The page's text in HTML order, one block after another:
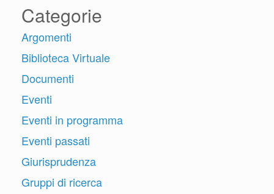
Categorie
Argomenti
Biblioteca Virtuale
Documenti
Eventi
Eventi in programma
Eventi passati
Giurisprudenza
Gruppi di ricerca